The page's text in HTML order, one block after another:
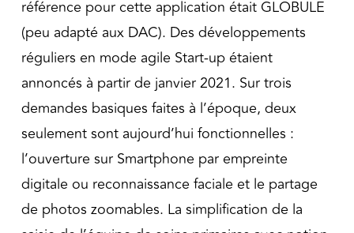
référence pour cette application était GLOBULE
(peu adapté aux DAC). Des développements
réguliers en mode agile Start-up étaient
annoncés à partir de janvier 2021. Sur trois
demandes basiques faites à l’époque, deux
seulement sont aujourd’hui fonctionnelles :
l’ouverture sur Smartphone par empreinte
digitale ou reconnaissance faciale et le partage
de photos zoomables. La simplification de la